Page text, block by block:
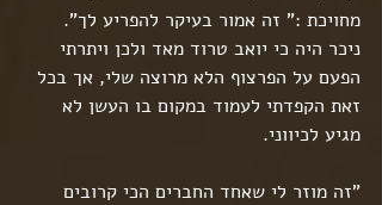
מחויכת :" זה אמור בעיקר להפריע לך".
ניכר היה כי יואב טרוד מאד ולכן ויתרתי
הפעם על הפרצוף הלא מרוצה שלי, אך בכל
זאת הקפדתי לעמוד במקום בו העשן לא
מגיע לכיווני.
"זה מוזר לי שאחד החברים הכי קרובים